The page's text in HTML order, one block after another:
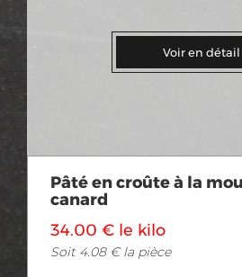
Voir en détail
Pâté en croûte à la
canard
34.00 € le kilo
Soit 4.08 € la pièce